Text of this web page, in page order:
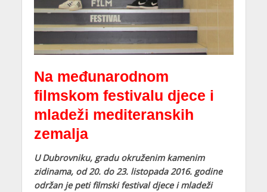
Na međunarodnom
filmskom festivalu djece i
mladeži mediteranskih
zemalja
U Dubrovniku, gradu okruženim kamenim
zidinama, od 20. do 23. listopada 2016. godine
održan je peti filmski festival djece i mladeži